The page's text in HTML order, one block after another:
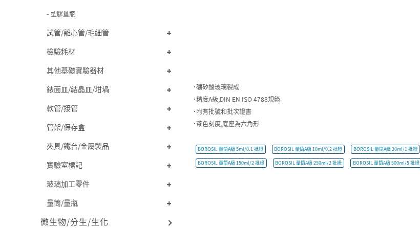
塑膠量瓶
試管/離心管/毛細管
檢驗耗材
其他基礎實驗器材
錶面皿/結晶皿/坩堝
軟管/接管
管架/保存盒
夾具/鐵台/金屬製品
實驗室標記
玻璃加工零件
量筒/量瓶
微生物/分生/生化
˙硼矽酸玻璃製成
˙精度A級,DIN EN ISO 4788規範
˙附有批號和批次證書
˙茶色刻度,底座為六角形
BOROSIL 量筒A級 5ml/0.1 批證 BOROSIL 量筒A級 10ml/0.2 批證 BOROSIL 量筒A級 20ml/1 批證
BOROSIL 量筒A級 150ml/2 批證 BOROSIL 量筒A級 250ml/2 批證 BOROSIL 量筒A級 500ml/5 批證